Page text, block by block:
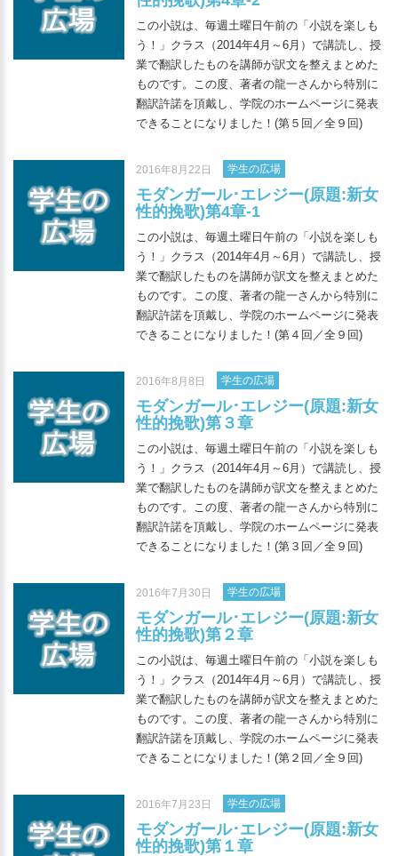
この小説は、毎週土曜日午前の「小説を楽しも
う！」クラス（2014年4月～6月）で講読し、授
業で翻訳したものを講師が訳文を整えまとめた
ものです。この度、著者の龍一さんから特別に
翻訳許諾を頂戴し、学院のホームページに発表
できることになりました！(第５回／全９回)
2016年8月22日 学生の広場
モダンガール･エレジー(原題:新女
性的挽歌)第4章-1
この小説は、毎週土曜日午前の「小説を楽しも
う！」クラス（2014年4月～6月）で講読し、授
業で翻訳したものを講師が訳文を整えまとめた
ものです。この度、著者の龍一さんから特別に
翻訳許諾を頂戴し、学院のホームページに発表
できることになりました！(第４回／全９回)
2016年8月8日 学生の広場
モダンガール･エレジー(原題:新女
性的挽歌)第３章
この小説は、毎週土曜日午前の「小説を楽しも
う！」クラス（2014年4月～6月）で講読し、授
業で翻訳したものを講師が訳文を整えまとめた
ものです。この度、著者の龍一さんから特別に
翻訳許諾を頂戴し、学院のホームページに発表
できることになりました！(第３回／全９回)
2016年7月30日 学生の広場
モダンガール･エレジー(原題:新女
性的挽歌)第２章
この小説は、毎週土曜日午前の「小説を楽しも
う！」クラス（2014年4月～6月）で講読し、授
業で翻訳したものを講師が訳文を整えまとめた
ものです。この度、著者の龍一さんから特別に
翻訳許諾を頂戴し、学院のホームページに発表
できることになりました！(第２回／全９回)
2016年7月23日 学生の広場
モダンガール･エレジー(原題:新女
性的挽歌)第１章